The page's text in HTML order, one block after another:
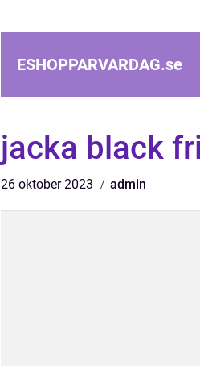
ESHOPPARVARDAG.se
jacka black
26 oktober 2023 admin